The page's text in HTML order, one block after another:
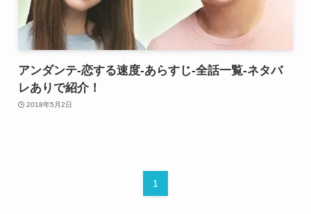
アンダンテ-恋する速度-あらすじ-全話一覧-ネタバ
レありで紹介！
2018年5月2日
1